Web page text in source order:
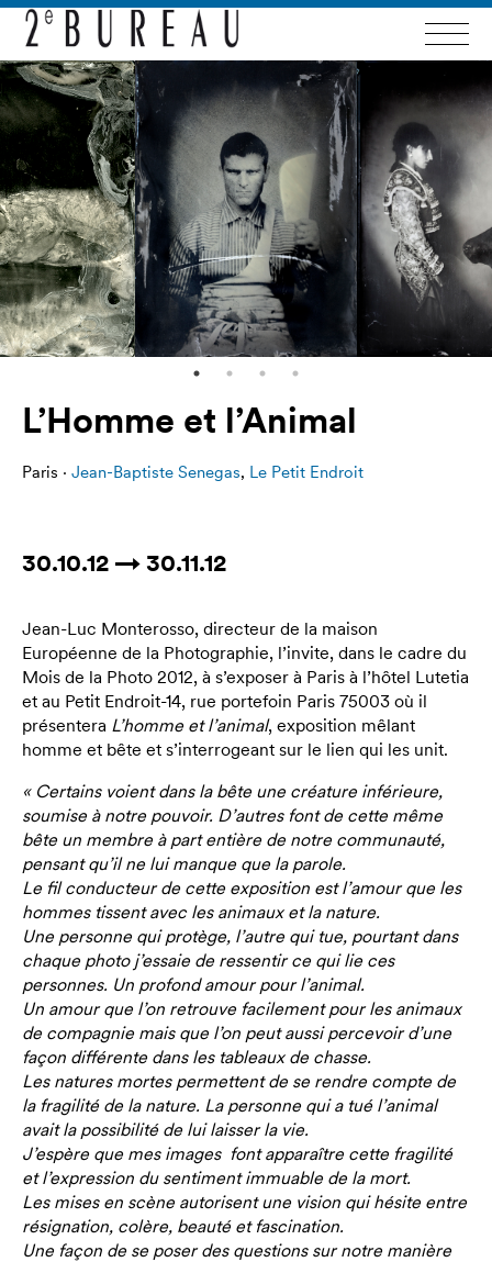
L’Homme et l’Animal
Paris · Jean-Baptiste Senegas, Le Petit Endroit
30.10.12 → 30.11.12
Jean-Luc Monterosso, directeur de la maison
Européenne de la Photographie, l’invite, dans le cadre du
Mois de la Photo 2012, à s’exposer à Paris à l’hôtel Lutetia
et au Petit Endroit-14, rue portefoin Paris 75003 où il
présentera L’homme et l’animal, exposition mêlant
homme et bête et s’interrogeant sur le lien qui les unit.
« Certains voient dans la bête une créature inférieure,
soumise à notre pouvoir. D’autres font de cette même
bête un membre à part entière de notre communauté,
pensant qu’il ne lui manque que la parole.
Le fil conducteur de cette exposition est l’amour que les
hommes tissent avec les animaux et la nature.
Une personne qui protège, l’autre qui tue, pourtant dans
chaque photo j’essaie de ressentir ce qui lie ces
personnes. Un profond amour pour l’animal.
Un amour que l’on retrouve facilement pour les animaux
de compagnie mais que l’on peut aussi percevoir d’une
façon différente dans les tableaux de chasse.
Les natures mortes permettent de se rendre compte de
la fragilité de la nature. La personne qui a tué l’animal
avait la possibilité de lui laisser la vie.
J’espère que mes images font apparaître cette fragilité
et l’expression du sentiment immuable de la mort.
Les mises en scène autorisent une vision qui hésite entre
résignation, colère, beauté et fascination.
Une façon de se poser des questions sur notre manière